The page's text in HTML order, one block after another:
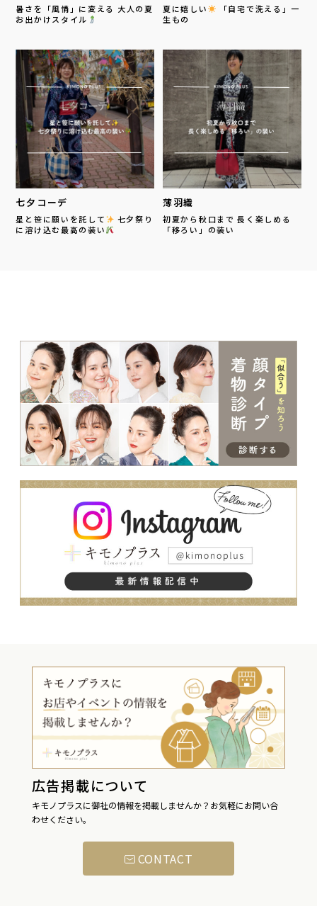
暑さを「風情」に変える 大人の夏
お出かけスタイル
夏に嬉しい
「自宅で洗える」一
生もの
七夕コーデ
星と笹に願いを託して
七夕祭り
に溶け込む最高の装い
薄羽織
初夏から秋口まで 長く楽しめる
「移ろい」の装い
広告掲載について
キモノプラスに御社の情報を掲載しませんか？お気軽にお問い合
わせください。
CONTACT